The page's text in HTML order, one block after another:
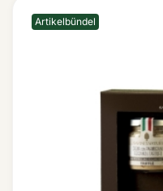
Artikelbündel